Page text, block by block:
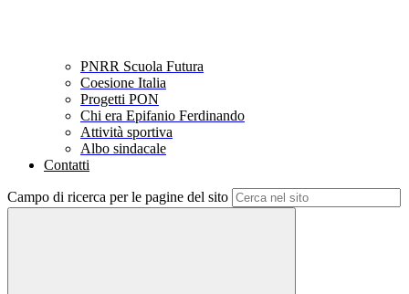
PNRR Scuola Futura
Coesione Italia
Progetti PON
Chi era Epifanio Ferdinando
Attività sportiva
Albo sindacale
Contatti
Campo di ricerca per le pagine del sito